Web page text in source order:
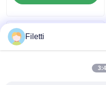
Filetti